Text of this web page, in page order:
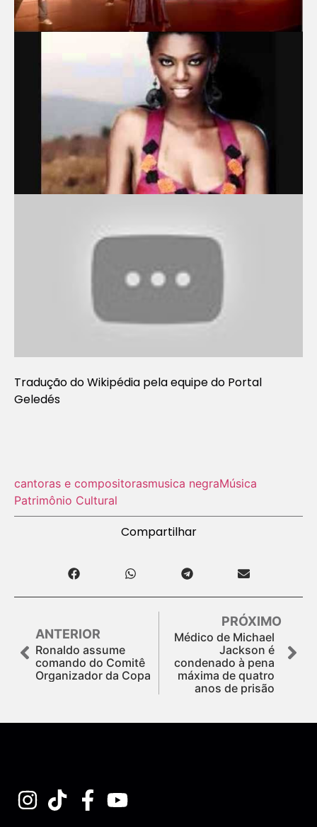
Tradução do Wikipédia pela equipe do Portal
Geledés
cantoras e compositorasmusica negraMúsica
Patrimônio Cultural
Compartilhar
ANTERIOR
Ronaldo assume
comando do Comitê
Organizador da Copa
PRÓXIMO
Médico de Michael
Jackson é
condenado à pena
máxima de quatro
anos de prisão